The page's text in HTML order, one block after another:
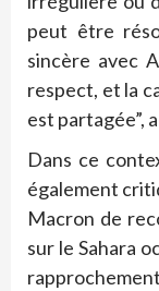
peut être
sincère avec
respect, et la
est partagée”,
Dans ce
également
Macron de
sur le Sahara